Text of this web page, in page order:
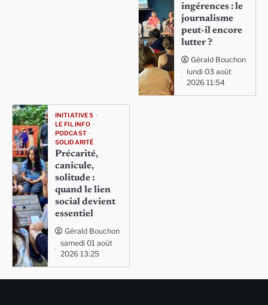
ingérences : le
journalisme
peut-il encore
lutter ?
Gérald Bouchon
lundi 03 août
2026 11:54
INITIATIVES
LE FIL INFO
PODCAST
SOLIDARITÉ
Précarité,
canicule,
solitude :
quand le lien
social devient
essentiel
Gérald Bouchon
samedi 01 août
2026 13:25